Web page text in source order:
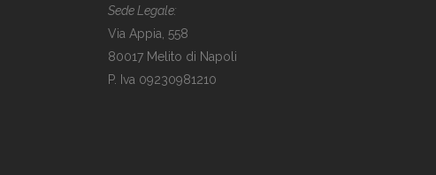
Sede Legale:
Via Appia, 558
80017 Melito di Napoli
P. Iva 09230981210